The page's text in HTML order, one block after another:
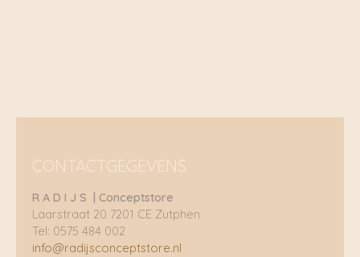
CONTACTGEGEVENS
R A D I J S | Conceptstore
Laarstraat 20 7201 CE Zutphen
Tel: 0575 484 002
info@radijsconceptstore.nl